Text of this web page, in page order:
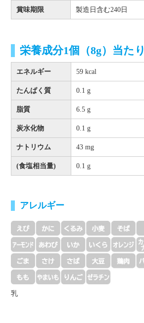
賞味期限 製造日含む240日
栄養成分1個（8g）当たり
エネルギー 59 kcal
たんぱく質 0.1 g
脂質 6.5 g
炭水化物 0.1 g
ナトリウム 43 mg
(食塩相当量) 0.1 g
アレルギー
乳